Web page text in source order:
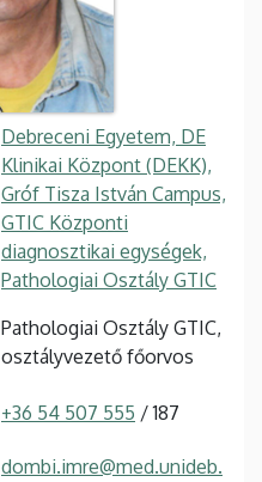
Debreceni Egyetem, DE
Klinikai Központ (DEKK),
Gróf Tisza István Campus,
GTIC Központi
diagnosztikai egységek,
Pathologiai Osztály GTIC
Pathologiai Osztály GTIC,
osztályvezető főorvos
+36 54 507 555 / 187
dombi.imre@med.unideb.